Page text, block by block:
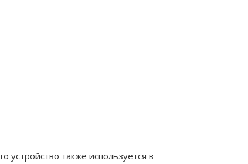
устройство также используется в